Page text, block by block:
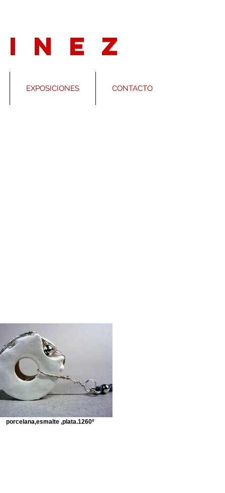
i N E Z
EXPOSICIONES CONTACTO
porcelana,esmalte ,plata.1260º